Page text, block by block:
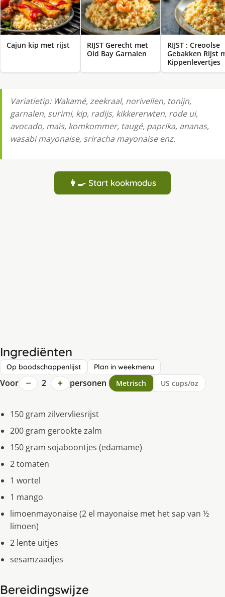
Cajun kip met rijst
RIJST Gerecht met
Old Bay Garnalen
RIJST : Creoolse
Gebakken Rijst
Kippenlevertjes
Variatietip: Wakamé, zeekraal, norivellen, tonijn,
garnalen, surimi, kip, radijs, kikkererwten, rode ui,
avocado, mais, komkommer, taugé, paprika, ananas,
wasabi mayonaise, sriracha mayonaise enz.
👩‍🍳 Start kookmodus
Ingrediënten
Op boodschappenlijst Plan in weekmenu
Voor − 2 + personen Metrisch US cups/oz
150 gram zilvervliesrijst
200 gram gerookte zalm
150 gram sojaboontjes (edamame)
2 tomaten
1 wortel
1 mango
limoenmayonaise (2 el mayonaise met het sap van ½
limoen)
2 lente uitjes
sesamzaadjes
Bereidingswijze